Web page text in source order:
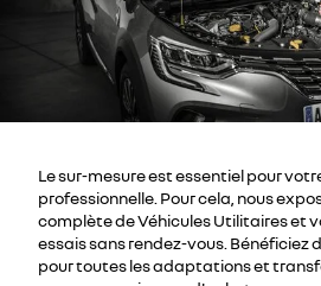
Le sur-mesure est essentiel pour
professionnelle. Pour cela, nous
complète de Véhicules Utilitaires et
essais sans rendez-vous. Bénéficiez
pour toutes les adaptations et